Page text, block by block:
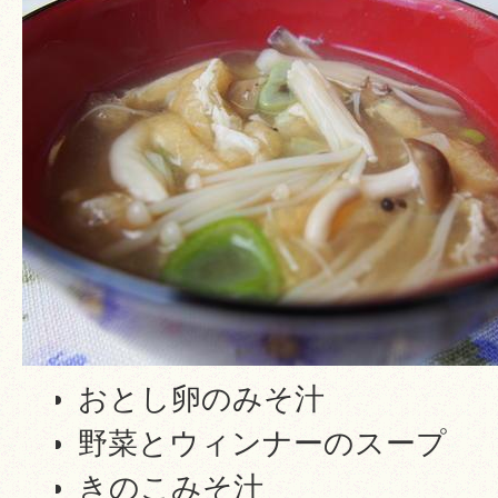
おとし卵のみそ汁
野菜とウィンナーのスープ
きのこみそ汁